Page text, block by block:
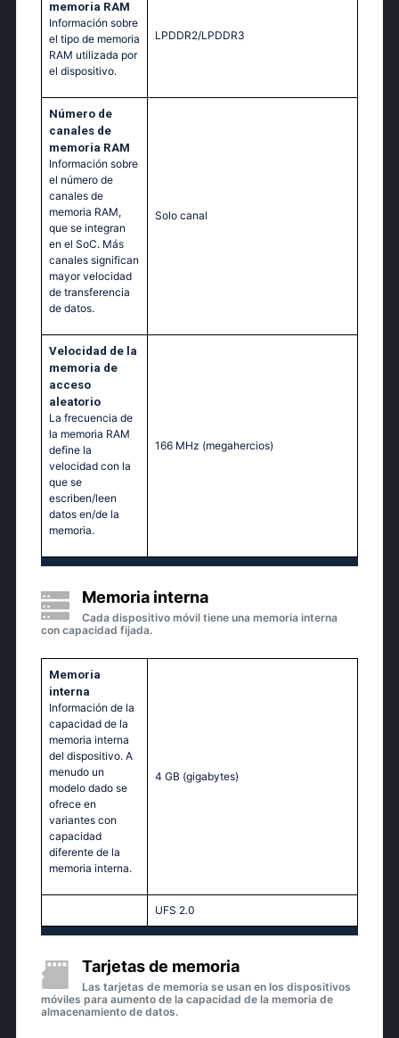
memoria RAM
Información sobre
el tipo de memoria
RAM utilizada por
el dispositivo.
LPDDR2/LPDDR3
Número de
canales de
memoria RAM
Información sobre
el número de
canales de
memoria RAM,
que se integran
en el SoC. Más
canales significan
mayor velocidad
de transferencia
de datos.
Solo canal
Velocidad de la
memoria de
acceso
aleatorio
La frecuencia de
la memoria RAM
define la
velocidad con la
que se
escriben/leen
datos en/de la
memoria.
166 MHz (megahercios)
Memoria interna
Cada dispositivo móvil tiene una memoria interna
con capacidad fijada.
Memoria
interna
Información de la
capacidad de la
memoria interna
del dispositivo. A
menudo un
modelo dado se
ofrece en
variantes con
capacidad
diferente de la
memoria interna.
4 GB (gigabytes)
UFS 2.0
Tarjetas de memoria
Las tarjetas de memoria se usan en los dispositivos
móviles para aumento de la capacidad de la memoria de
almacenamiento de datos.